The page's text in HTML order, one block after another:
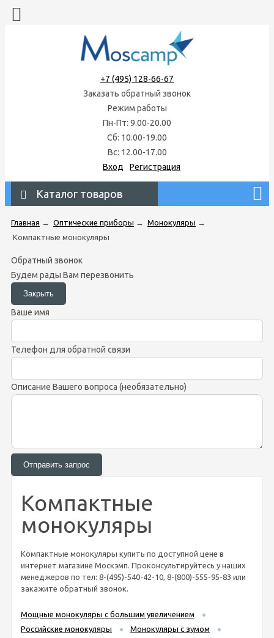
+7 (495) 128-66-67
Заказать обратный звонок
Режим работы
Пн-Пт: 9.00-20.00
Сб: 10.00-19.00
Вс: 12.00-17.00
Вход
Регистрация
Каталог товаров
Главная → Оптические приборы → Монокуляры →
Компактные монокуляры
Обратный звонок
Будем рады Вам перезвонить
Ваше имя
Телефон для обратной связи
Описание Вашего вопроса (необязательно)
Компактные
монокуляры
Компактные монокуляры купить по доступной цене в
интернет магазине Москэмп. Проконсультируйтесь у наших
менеджеров по тел: 8-(495)-540-42-10, 8-(800)-555-95-83 или
закажите обратный звонок.
Мощные монокуляры с большим увеличением
Российские монокуляры
Монокуляры с зумом